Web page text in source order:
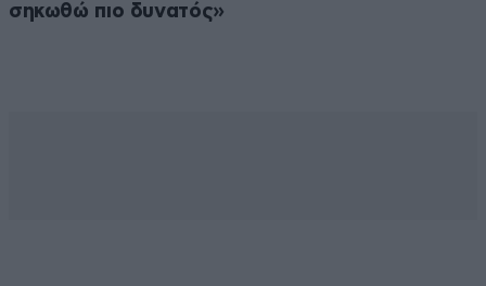
σηκωθώ πιο δυνατός»